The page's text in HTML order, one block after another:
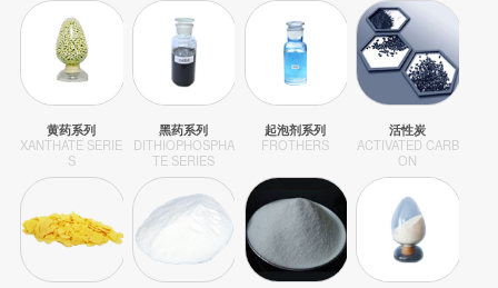
黄药系列
XANTHATE SERIE
S
黑药系列
DITHIOPHOSPHA
TE SERIES
起泡剂系列
FROTHERS
活性炭
ACTIVATED CARB
ON